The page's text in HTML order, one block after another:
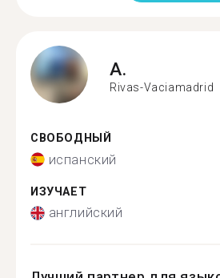
A.
Rivas-Vaciamadrid
СВОБОДНЫЙ
испанский
ИЗУЧАЕТ
английский